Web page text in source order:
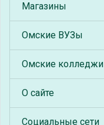
Магазины
Омские ВУЗы
Омские колледжи
О сайте
Социальные сети